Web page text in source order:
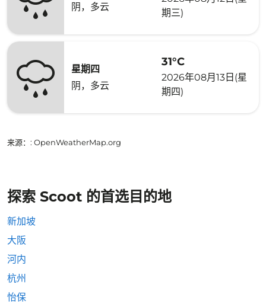
阴，多云
期三)
星期四
阴，多云
31°C
2026年08月13日(星
期四)
来源： : OpenWeatherMap.org
探索 Scoot 的首选目的地
新加坡
大阪
河内
杭州
怡保